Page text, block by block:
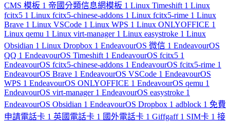
CMS 模板 1 帝國分類信息網模板 1 Linux Timeshift 1 Linux
fcitx5 1 Linux fcitx5-chinese-addons 1 Linux fcitx5-rime 1 Linux
Brave 1 Linux VSCode 1 Linux WPS 1 Linux ONLYOFFICE 1
Linux qemu 1 Linux virt-manager 1 Linux easystroke 1 Linux
Obsidian 1 Linux Dropbox 1 EndeavourOS 微信 1 EndeavourOS
QQ 1 EndeavourOS Timeshift 1 EndeavourOS fcitx5 1
EndeavourOS fcitx5-chinese-addons 1 EndeavourOS fcitx5-rime 1
EndeavourOS Brave 1 EndeavourOS VSCode 1 EndeavourOS
WPS 1 EndeavourOS ONLYOFFICE 1 EndeavourOS qemu 1
EndeavourOS virt-manager 1 EndeavourOS easystroke 1
EndeavourOS Obsidian 1 EndeavourOS Dropbox 1 adblock 1 免費
申請電話卡 1 英國電話卡 1 國外電話卡 1 Giffgaff 1 SIM卡 1 接